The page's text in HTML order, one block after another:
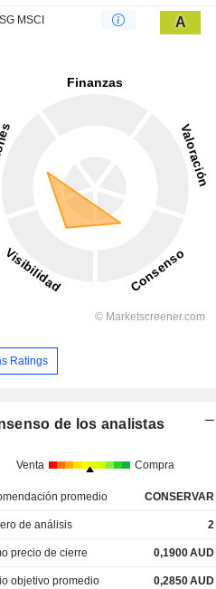
MSCI A
Ratings
de los analistas
Venta Compra
promedio CONSERVAR
de análisis 2
precio de cierre 0,1900AUD
objetivo promedio 0,2850AUD